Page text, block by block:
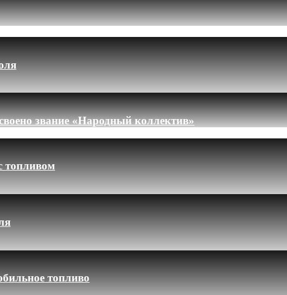
звание «Народный коллектив»
топливом
топливо